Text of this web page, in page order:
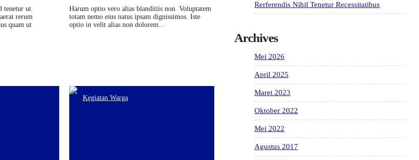
tenetur ut.
rerum
quam ut
Harum optio vero alias blanditiis non. Voluptatem
totam nemo eius natus ipsam dignissimos. Iste
optio in velit alias non dolorem...
Kegiatan Warga
Rerferendis Nihil Tenetur Recessitatibus
Archives
Mei 2026
April 2025
Maret 2023
Oktober 2022
Mei 2022
Agustus 2017